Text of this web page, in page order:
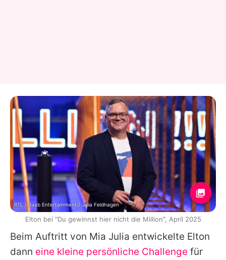
Beim Auftritt von Mia Julia entwickelte Elton
dann eine kleine persönliche Challenge für
RTL / Raab Entertainment / Julia Feldhagen
Elton bei "Du gewinnst hier nicht die Million", April 2025